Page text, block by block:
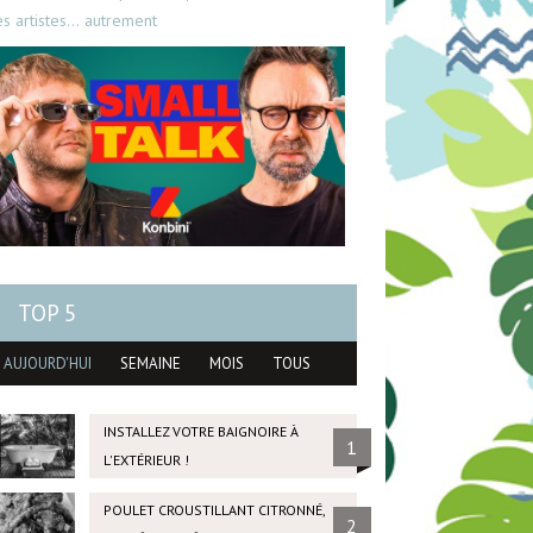
artistes… autrement
TOP 5
AUJOURD'HUI SEMAINE MOIS TOUS
INSTALLEZ VOTRE BAIGNOIRE À
L'EXTÉRIEUR !
1
POULET CROUSTILLANT CITRONNÉ,
2